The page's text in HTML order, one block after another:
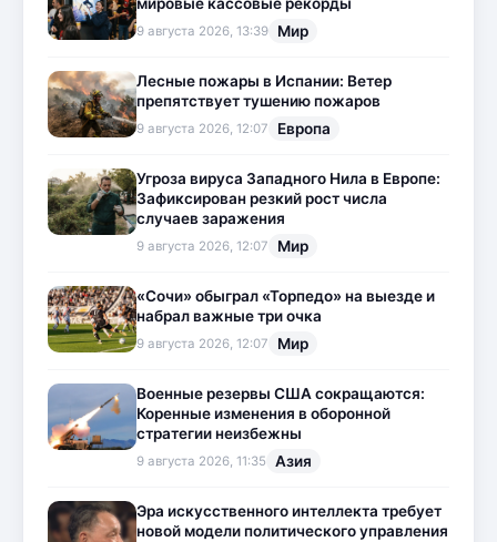
9 августа 2026, 13:39 Мир
Лесные пожары в Испании: Ветер
препятствует тушению пожаров
9 августа 2026, 12:07 Европа
Угроза вируса Западного Нила в Европе:
Зафиксирован резкий рост числа
случаев заражения
9 августа 2026, 12:07 Мир
«Сочи» обыграл «Торпедо» на выезде и
набрал важные три очка
9 августа 2026, 12:07 Мир
Военные резервы США сокращаются:
Коренные изменения в оборонной
стратегии неизбежны
9 августа 2026, 11:35 Азия
Эра искусственного интеллекта требует
новой модели политического управления